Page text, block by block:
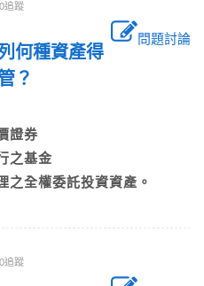
0追蹤
問題討論
何種資產得
？
證券
之基金
之全權委託投資資產。
0追蹤